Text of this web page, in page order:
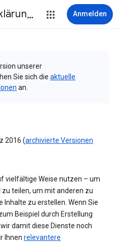
Datenschutzerklärung & Nutzungsbedingungen Anmelden
unserer
Sie sich die aktuelle
an.
2016 (archivierte Versionen
vielfältige Weise nutzen – um
teilen, um mit anderen zu
zu erstellen. Wenn Sie
Beispiel durch Erstellung
damit diese Dienste noch
Ihnen relevantere